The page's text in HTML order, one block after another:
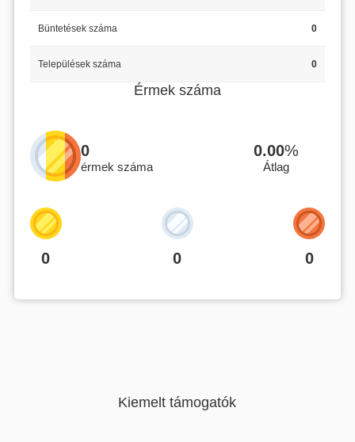
Büntetések száma 0
Települések száma 0
Érmek száma
0
érmek száma
0.00%
Átlag
0 0 0
Kiemelt támogatók